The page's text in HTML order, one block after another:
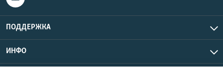
ПОДДЕРЖКА
ИНФО